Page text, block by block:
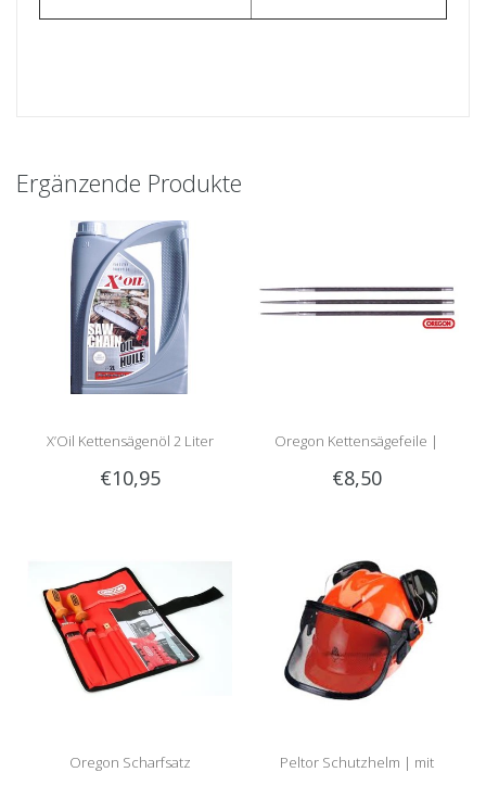
Ergänzende Produkte
X’Oil Kettensägenöl 2 Liter
€10,95
Oregon Kettensägefeile |
Rundfeile
€8,50
Oregon Scharfsatz Peltor Schutzhelm | mit